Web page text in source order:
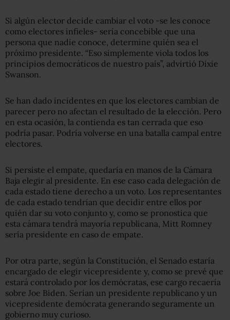
Si algún elector decide cambiar el voto -se les conoce
como electores infieles- sería concebible que una
persona que nadie conoce, determine quién sea el
próximo presidente. “Eso simplemente viola todos los
principios democráticos de nuestro país”, advirtió Dixie
Swanson.
Se han dado incidentes en que los electores cambian de
parecer pero no afectan el resultado de la elección. Pero
en esta ocasión, la contienda es tan cerrada que eso
podría pasar. Podría volverse en una batalla campal entre
electores.
Si persiste el empate, quedaría en manos de la Cámara
Baja elegir al presidente. En ese caso cada delegación de
cada estado tiene derecho a un voto. Los representantes
de cada estado tendrían que decidir entre ellos por
quién dar su voto conjunto y, como se pronostica que
esta cámara tendrá mayoría republicana, Mitt Romney
sería presidente en caso de empate.
Por otra parte, según la Constitución, el Senado estaría
encargado de elegir vicepresidente y, como se prevé que
estará controlado por los demócratas, ese cargo recaería
sobre Joe Biden. Serían un presidente republicano y un
vicepresidente demócrata generando seguramente un
gobierno muy curioso.